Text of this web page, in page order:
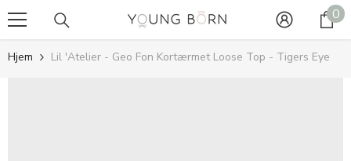
GÅ TIL INDHOLD 00
Hjem Lil 'Atelier - Geo Fon Kortærmet Loose Top - Tigers Eye